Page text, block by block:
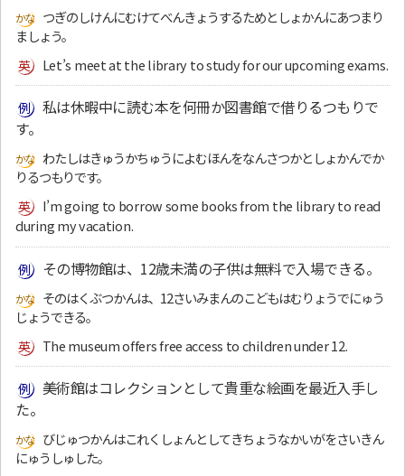
つぎのしけんにむけてべんきょうするためとしょかんにあつまり
ましょう。
Let’s meet at the library to study for our upcoming exams.
私は休暇中に読む本を何冊か図書館で借りるつもりで
す。
わたしはきゅうかちゅうによむほんをなんさつかとしょかんでか
りるつもりです。
I’m going to borrow some books from the library to read
during my vacation.
その博物館は、12歳未満の子供は無料で入場できる。
そのはくぶつかんは、12さいみまんのこどもはむりょうでにゅう
じょうできる。
The museum offers free access to children under 12.
美術館はコレクションとして貴重な絵画を最近入手し
た。
びじゅつかんはこれくしょんとしてきちょうなかいがをさいきん
にゅうしゅした。